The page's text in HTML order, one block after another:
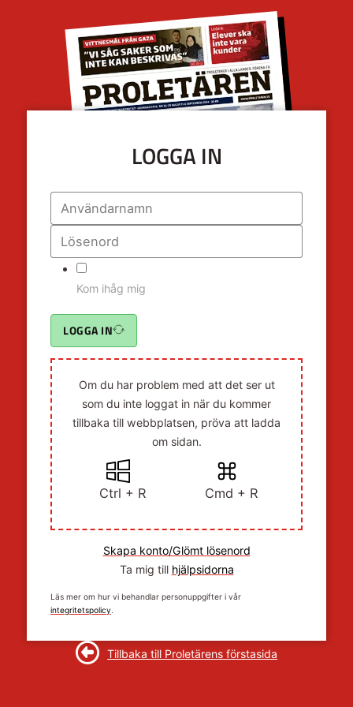
LOGGA IN
Kom ihåg mig
LOGGA IN
Om du har problem med att det ser ut
som du inte loggat in när du kommer
tillbaka till webbplatsen, pröva att ladda
om sidan.
Ctrl + R Cmd + R
Skapa konto/Glömt lösenord
Ta mig till hjälpsidorna
Läs mer om hur vi behandlar personuppgifter i vår
integritetspolicy.
Tillbaka till Proletärens förstasida